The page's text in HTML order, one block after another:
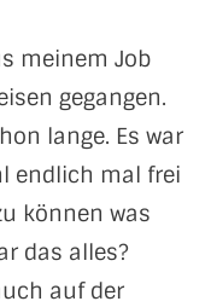
meinem Job
gegangen.
lange. Es war
endlich mal frei
können was
das alles?
auf der